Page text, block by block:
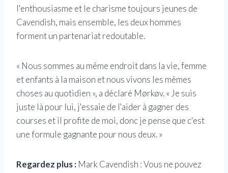
l'enthousiasme et le charisme toujours jeunes de
Cavendish, mais ensemble, les deux hommes
forment un partenariat redoutable.
« Nous sommes au même endroit dans la vie, femme
et enfants à la maison et nous vivons les mêmes
choses au quotidien », a déclaré Mørkøv. « Je suis
juste là pour lui, j'essaie de l'aider à gagner des
courses et il profite de moi, donc je pense que c'est
une formule gagnante pour nous deux. »
Regardez plus : Mark Cavendish : Vous ne pouvez